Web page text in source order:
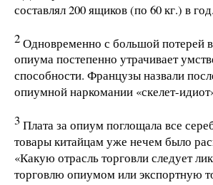
составлял 200 ящиков (по 60 кг.) в
2Одновременно с большой потерей
опиума постепенно утрачивает
способности. Французы назвали
опиумной наркомании «скелет-
3Плата за опиум поглощала все
товары китайцам уже нечем было
«Какую отрасль торговли следует
торговлю опиумом или экспортную